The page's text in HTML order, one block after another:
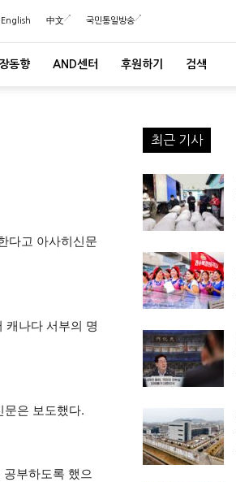
English 中文 국민통일방송
동향 AND센터 후원하기 검색
다고 아사히신문
캐나다 서부의 명
은 보도했다.
부하도록 했으
최근 기사